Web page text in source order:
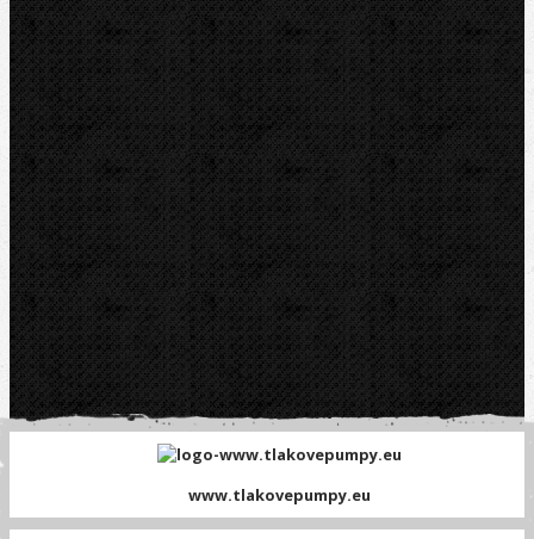
Telefon fakt.:
608 719 020
E-mail:
nipo@nipo.cz
Platební brána GOPAY
www.tlakovepumpy.eu